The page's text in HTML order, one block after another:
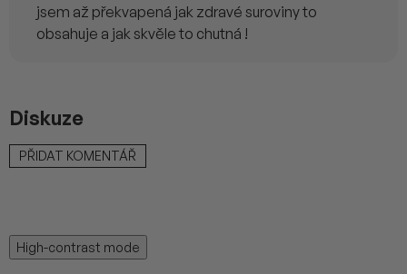
jsem až překvapená jak zdravé suroviny to
obsahuje a jak skvěle to chutná !
Diskuze
PŘIDAT KOMENTÁŘ
High-contrast mode